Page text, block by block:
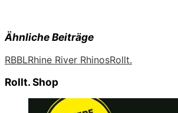
Ähnliche Beiträge
RBBLRhine River RhinosRollt.
Rollt. Shop